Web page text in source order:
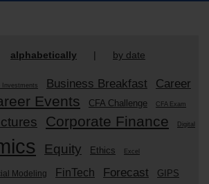
alphabetically | by date
Investments Business Breakfast
Career
Events CFA Challenge CFA Exam
Corporate Finance Digital
Equity Ethics Excel
Modeling FinTech Forecast GIPS